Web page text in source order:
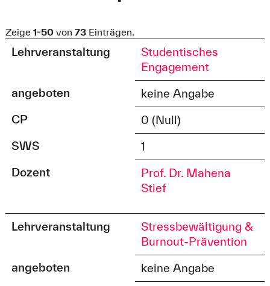
Zeige 1-50von 73Einträgen.
Lehrveranstaltung
Studentisches
Engagement
angeboten
keine Angabe
CP
0 (Null)
SWS
1
Dozent
Prof. Dr. Mahena
Stief
Lehrveranstaltung
Stressbewältigung &
Burnout-Prävention
angeboten
keine Angabe